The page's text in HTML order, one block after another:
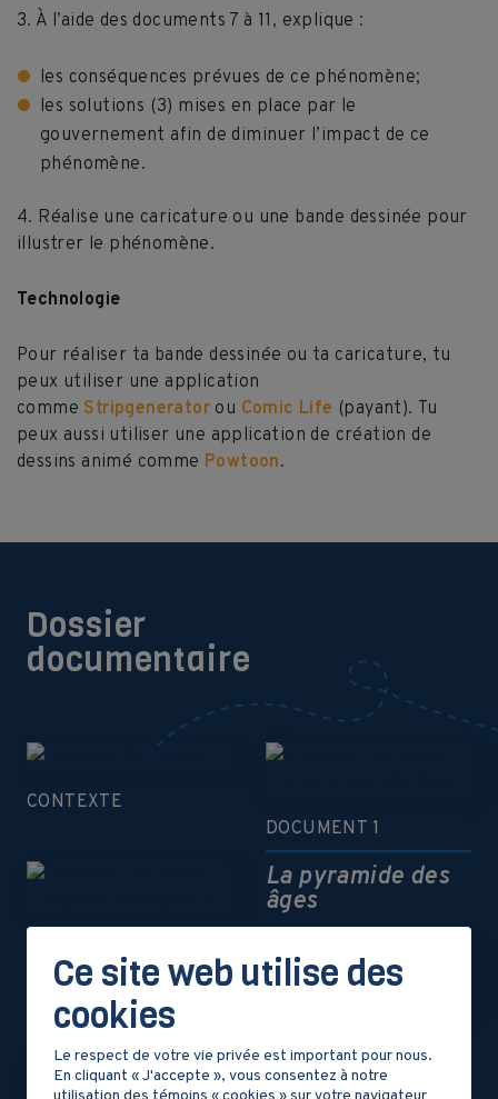
3. À l’aide des documents 7 à 11, explique :
les conséquences prévues de ce phénomène;
les solutions (3) mises en place par le
gouvernement afin de diminuer l’impact de ce
phénomène.
4. Réalise une caricature ou une bande dessinée pour
illustrer le phénomène.
Technologie
Pour réaliser ta bande dessinée ou ta caricature, tu
peux utiliser une application
comme Stripgenerator ou Comic Life (payant). Tu
peux aussi utiliser une application de création de
dessins animé comme Powtoon.
Dossier
documentaire
CONTEXTE
DOCUMENT 1
La pyramide des
âges
L’âge des
immigrants
DOCUMENT 3
Ce site web utilise des
cookies
Le respect de votre vie privée est important pour nous.
En cliquant « J'accepte », vous consentez à notre